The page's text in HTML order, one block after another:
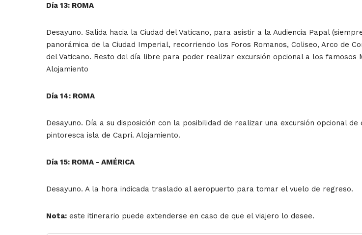
Día 13: ROMA
Desayuno. Salida hacia la Ciudad del Vaticano, para asistir a la Audiencia Papal
panorámica de la Ciudad Imperial, recorriendo los Foros Romanos, Coliseo, Arco de
del Vaticano. Resto del día libre para poder realizar excursión opcional a los famosos
Alojamiento
Día 14: ROMA
Desayuno. Día a su disposición con la posibilidad de realizar una excursión opcional
pintoresca isla de Capri. Alojamiento.
Día 15: ROMA - AMÉRICA
Desayuno. A la hora indicada traslado al aeropuerto para tomar el vuelo de regreso.
Nota: este itinerario puede extenderse en caso de que el viajero lo desee.